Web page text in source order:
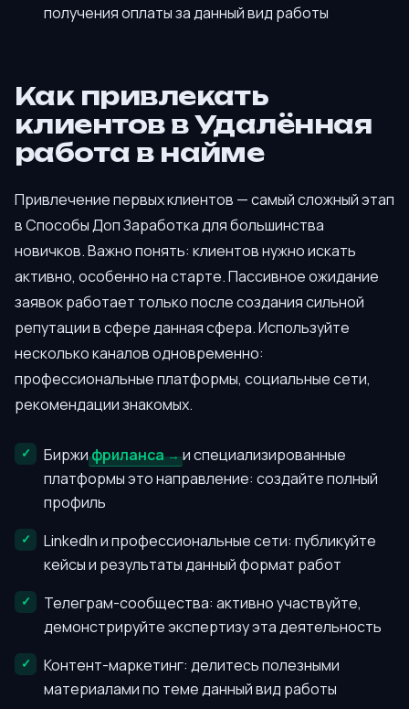
получения оплаты за данный вид работы
Как привлекать
клиентов в Удалённая
работа в найме
Привлечение первых клиентов — самый сложный этап
в Способы Доп Заработка для большинства
новичков. Важно понять: клиентов нужно искать
активно, особенно на старте. Пассивное ожидание
заявок работает только после создания сильной
репутации в сфере данная сфера. Используйте
несколько каналов одновременно:
профессиональные платформы, социальные сети,
рекомендации знакомых.
Биржифриланса
и специализированные
платформы это направление: создайте полный
профиль
LinkedIn и профессиональные сети: публикуйте
кейсы и результаты данный формат работ
Телеграм-сообщества: активно участвуйте,
демонстрируйте экспертизу эта деятельность
Контент-маркетинг: делитесь полезными
материалами по теме данный вид работы